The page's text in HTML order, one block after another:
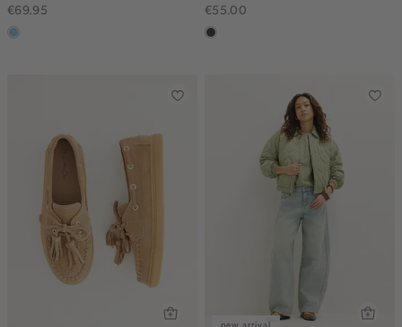
€69.95
blauw,
€55.00
choco
new arrival